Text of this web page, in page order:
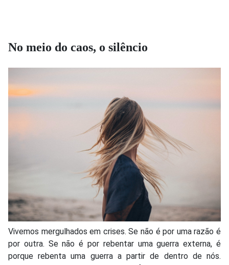
No meio do caos, o silêncio
Vivemos mergulhados em crises. Se não é por uma razão é
por outra. Se não é por rebentar uma guerra externa, é
porque rebenta uma guerra a partir de dentro de nós.